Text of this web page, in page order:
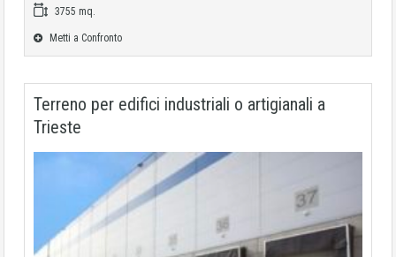
3755 mq.
Metti a Confronto
Terreno per edifici industriali o artigianali a
Trieste